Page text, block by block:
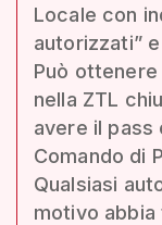
Locale con
autorizzati”
Può
nella ZTL
avere il pass
Comando di
Qualsiasi
motivo